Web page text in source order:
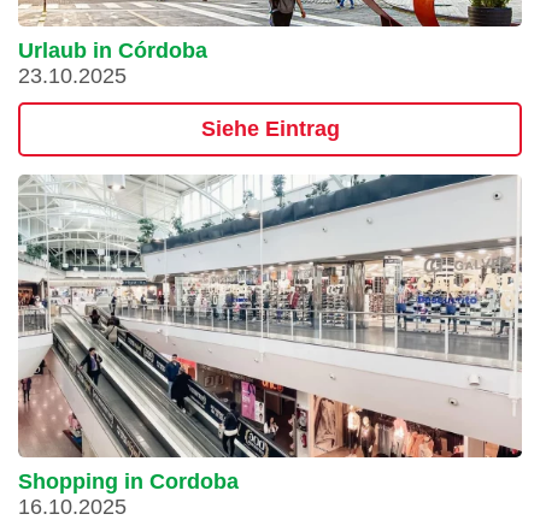
Urlaub in Córdoba
23.10.2025
Siehe Eintrag
Shopping in Cordoba
16.10.2025